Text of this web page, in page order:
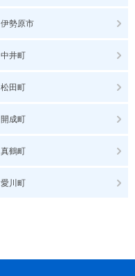
伊勢原市
中井町
松田町
開成町
真鶴町
愛川町